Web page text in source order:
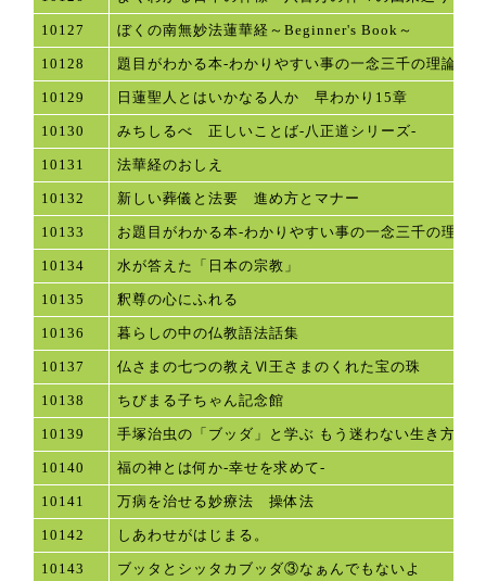
10127 ぼくの南無妙法蓮華経～Beginner's Book～
10128 題目がわかる本-わかりやすい事の一念三千の理論
10129 日蓮聖人とはいかなる人か 早わかり15章
10130 みちしるべ 正しいことば-八正道シリーズ-
10131 法華経のおしえ
10132 新しい葬儀と法要 進め方とマナー
10133 お題目がわかる本-わかりやすい事の一念三千の理論
10134 水が答えた「日本の宗教」
10135 釈尊の心にふれる
10136 暮らしの中の仏教語法話集
10137 仏さまの七つの教えⅥ王さまのくれた宝の珠
10138 ちびまる子ちゃん記念館
10139 手塚治虫の「ブッダ」と学ぶ もう迷わない生き方
10140 福の神とは何か-幸せを求めて-
10141 万病を治せる妙療法 操体法
10142 しあわせがはじまる。
10143 ブッタとシッタカブッダ③なぁんでもないよ